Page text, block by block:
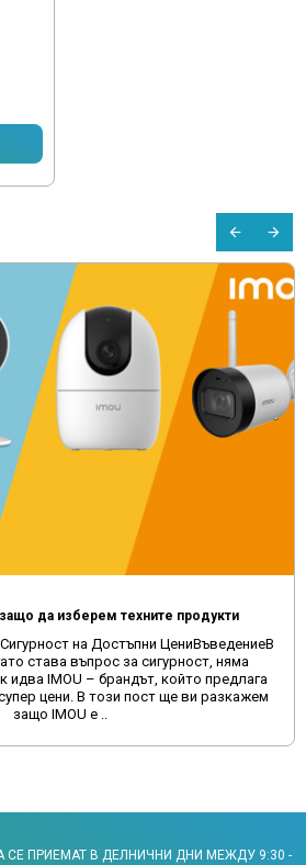
защо да изберем техните продукти
на Достъпни ЦениВъведениеВ
става въпрос за сигурност, няма
идва IMOU – брандът, който предлага
цени. В този пост ще ви разкажем
защо IMOU е ..
ПРИЕМАТ В ДЕЛНИЧНИ ДНИ МЕЖДУ 9:30 -